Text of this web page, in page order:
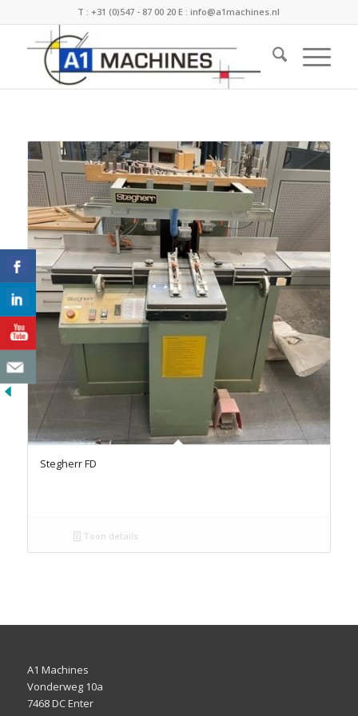
T :+31 (0)547 - 87 00 20 E :info@a1machines.nl
Stegherr FD
Toon details
A1 Machines
Vonderweg 10a
7468 DC Enter